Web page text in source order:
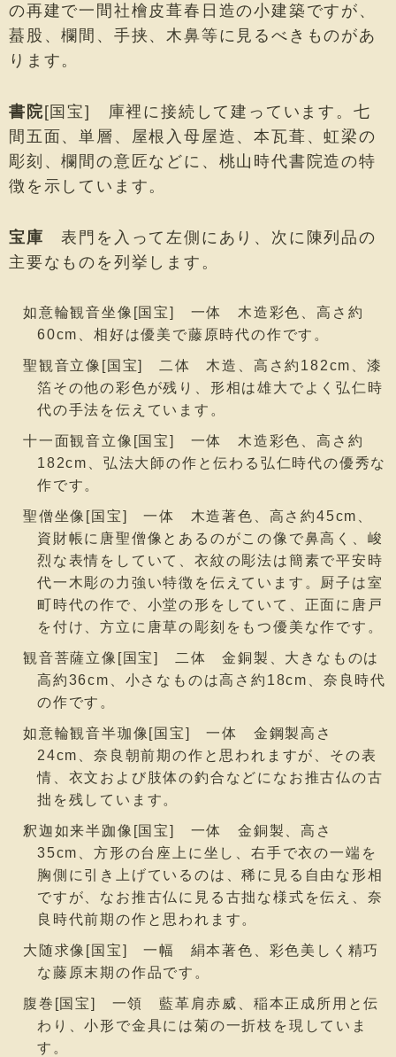
の再建で一間社檜皮葺春日造の小建築ですが、
蟇股、欄間、手挟、木鼻等に見るべきものがあ
ります。
書院[国宝] 庫裡に接続して建っています。七
間五面、単層、屋根入母屋造、本瓦葺、虹梁の
彫刻、欄間の意匠などに、桃山時代書院造の特
徴を示しています。
宝庫 表門を入って左側にあり、次に陳列品の
主要なものを列挙します。
如意輪観音坐像[国宝] 一体 木造彩色、高さ約
60cm、相好は優美で藤原時代の作です。
聖観音立像[国宝] 二体 木造、高さ約182cm、漆
箔その他の彩色が残り、形相は雄大でよく弘仁時
代の手法を伝えています。
十一面観音立像[国宝] 一体 木造彩色、高さ約
182cm、弘法大師の作と伝わる弘仁時代の優秀な
作です。
聖僧坐像[国宝] 一体 木造著色、高さ約45cm、
資財帳に唐聖僧像とあるのがこの像で鼻高く、峻
烈な表情をしていて、衣紋の彫法は簡素で平安時
代一木彫の力強い特徴を伝えています。厨子は室
町時代の作で、小堂の形をしていて、正面に唐戸
を付け、方立に唐草の彫刻をもつ優美な作です。
観音菩薩立像[国宝] 二体 金銅製、大きなものは
高約36cm、小さなものは高さ約18cm、奈良時代
の作です。
如意輪観音半珈像[国宝] 一体 金鋼製高さ
24cm、奈良朝前期の作と思われますが、その表
情、衣文および肢体の釣合などになお推古仏の古
拙を残しています。
釈迦如来半跏像[国宝] 一体 金銅製、高さ
35cm、方形の台座上に坐し、右手で衣の一端を
胸側に引き上げているのは、稀に見る自由な形相
ですが、なお推古仏に見る古拙な様式を伝え、奈
良時代前期の作と思われます。
大随求像[国宝] 一幅 絹本著色、彩色美しく精巧
な藤原末期の作品です。
腹巻[国宝] 一領 藍革肩赤威、稲本正成所用と伝
わり、小形で金具には菊の一折枝を現していま
す。